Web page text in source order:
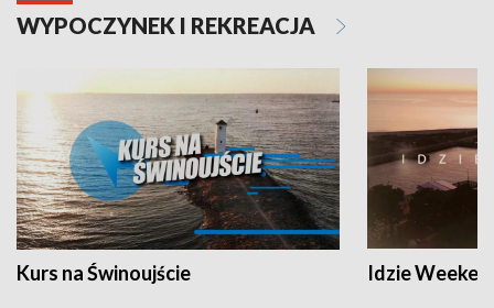
WYPOCZYNEK I REKREACJA
Kurs na Świnoujście Idzie